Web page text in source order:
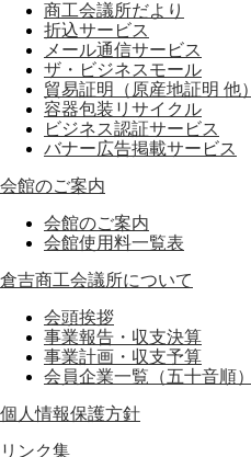
商工会議所だより
折込サービス
メール通信サービス
ザ・ビジネスモール
貿易証明（原産地証明 他）
容器包装リサイクル
ビジネス認証サービス
バナー広告掲載サービス
会館のご案内
会館のご案内
会館使用料一覧表
倉吉商工会議所について
会頭挨拶
事業報告・収支決算
事業計画・収支予算
会員企業一覧（五十音順）
個人情報保護方針
リンク集